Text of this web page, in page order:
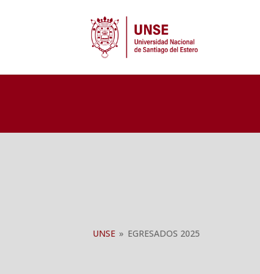
UNSE » EGRESADOS 2025